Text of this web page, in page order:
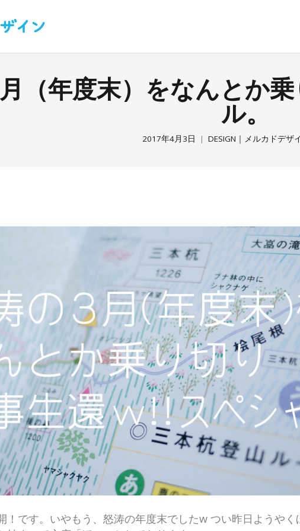
（年度末）をなんとか
ル。
2017年4月3日 DESIGN｜メルカドデザ
！です。いやもう、怒涛の年度末でしたw つい昨日ようやく